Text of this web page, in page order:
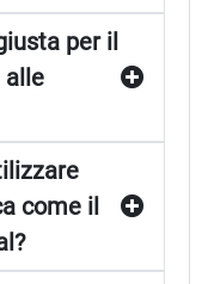
per il
alle
come il